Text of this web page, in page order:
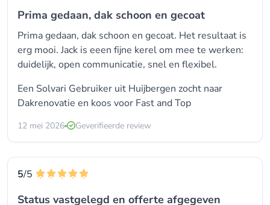
Prima gedaan, dak schoon en gecoat
Prima gedaan, dak schoon en gecoat. Het resultaat is
erg mooi. Jack is eeen fijne kerel om mee te werken:
duidelijk, open communicatie, snel en flexibel.
Een Solvari Gebruiker uit Huijbergen zocht naar
Dakrenovatie en koos voor Fast and Top
12 mei 2026 Geverifieerde review
5/5
Status vastgelegd en offerte afgegeven